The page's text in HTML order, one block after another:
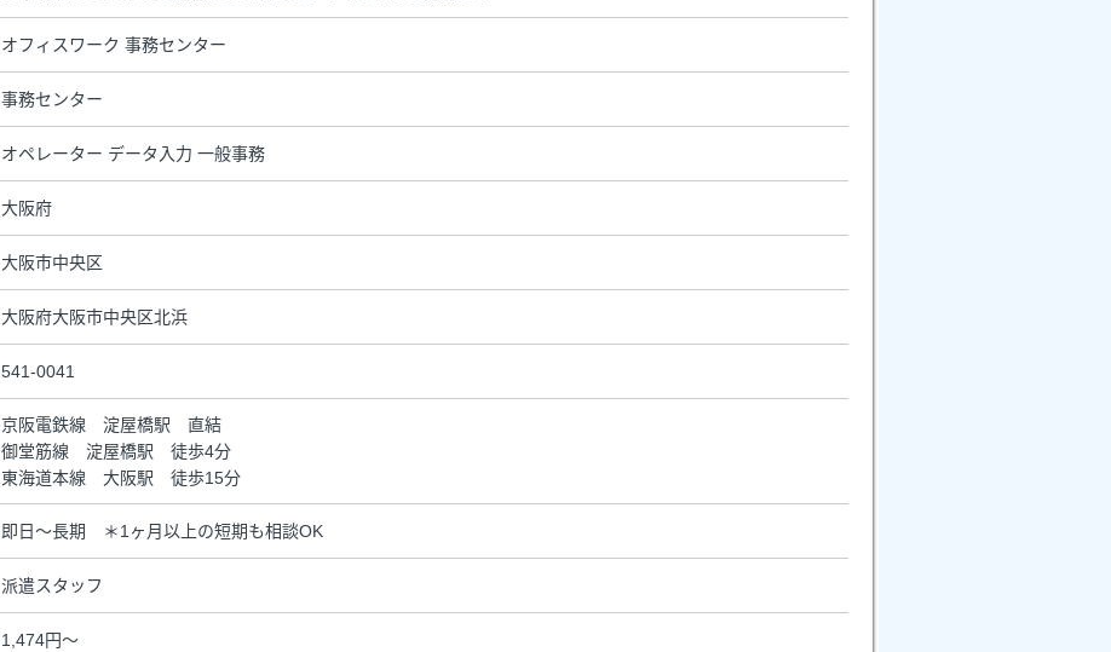
オフィスワーク 事務センター
事務センター
オペレーター データ入力 一般事務
大阪府
大阪市中央区
大阪府大阪市中央区北浜
541-0041
京阪電鉄線 淀屋橋駅 直結
御堂筋線 淀屋橋駅 徒歩4分
東海道本線 大阪駅 徒歩15分
即日～長期 ＊1ヶ月以上の短期も相談OK
派遣スタッフ
1,474円～